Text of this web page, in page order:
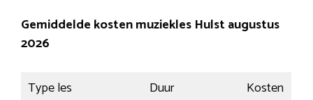
Gemiddelde kosten muziekles Hulst augustus
2026
Type les Duur
Kosten